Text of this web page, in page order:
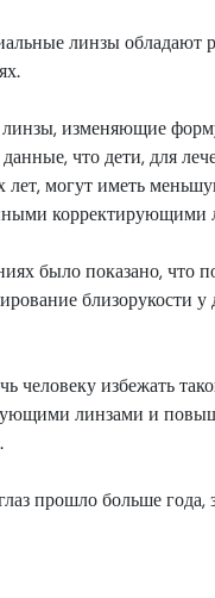
линзы обладают
линзы, изменяющие
что дети, для
лет, могут иметь
корректирующими
было показано,
близорукости
избежать
линзами и
прошло больше года,